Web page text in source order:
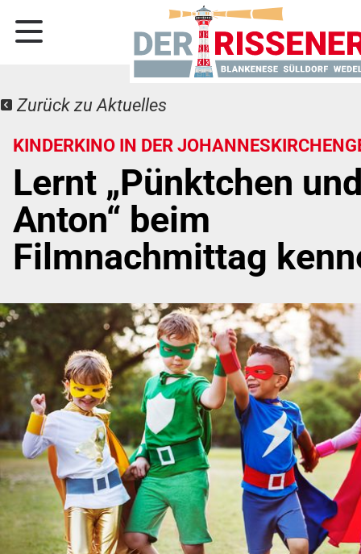
Zurück zu Aktuelles
KINDERKINO IN DER
Lernt „Pünktchen
Anton“ beim
Filmnachmittag